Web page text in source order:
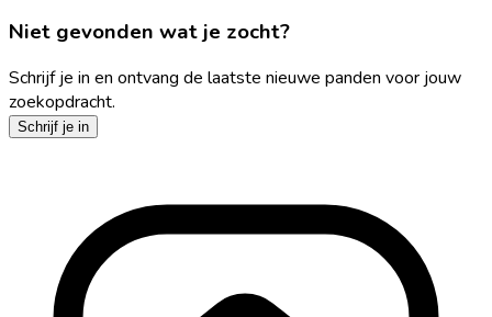
Niet gevonden wat je zocht?
Schrijf je in en ontvang de laatste nieuwe panden voor jouw
zoekopdracht.
Schrijf je in